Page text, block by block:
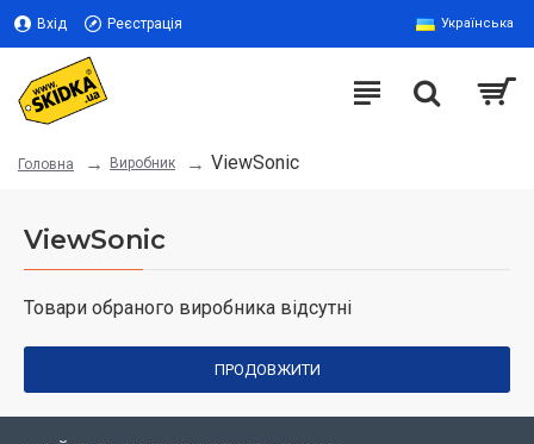
Вхід Реєстрація Українська
Головна Виробник ViewSonic
ViewSonic
Товари обраного виробника відсутні
ПРОДОВЖИТИ